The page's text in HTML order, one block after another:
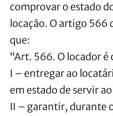
comprovar o estado
locação. O artigo 566
que:
“Art. 566. O locador é
I – entregar ao
em estado de servir
II – garantir, durante